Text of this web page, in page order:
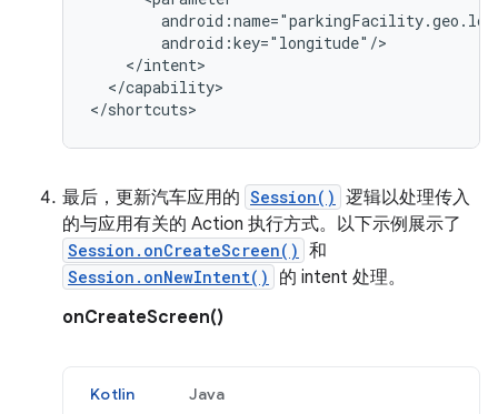
</capability>
最后，更新汽车应用的 Session() 逻辑以处理传入
的与应用有关的 Action 执行方式。以下示例展示了
Session.onCreateScreen() 和
Session.onNewIntent()
的 intent 处理。
onCreateScreen()
Kotlin Java